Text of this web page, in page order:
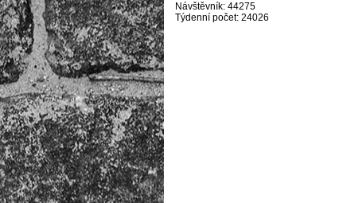
Návštěvník: 44275
Týdenní počet: 24026